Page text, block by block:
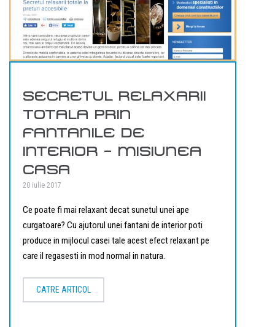
SECRETUL RELAXARII
TOTALA PRIN
FANTANILE DE
INTERIOR – MISIUNEA
CASA
20 iulie 2017
Ce poate fi mai relaxant decat sunetul unei ape
curgatoare? Cu ajutorul unei fantani de interior poti
produce in mijlocul casei tale acest efect relaxant pe
care il regasesti in mod normal in natura.
CATRE ARTICOL